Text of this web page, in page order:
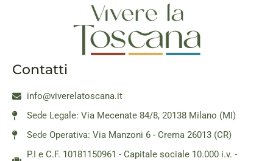
Contatti
info@viverelatoscana.it
Sede Legale: Via Mecenate 84/8, 20138 Milano (MI)
Sede Operativa: Via Manzoni 6 - Crema 26013 (CR)
P.I e C.F. 10181150961 - Capitale sociale 10.000 i.v. -